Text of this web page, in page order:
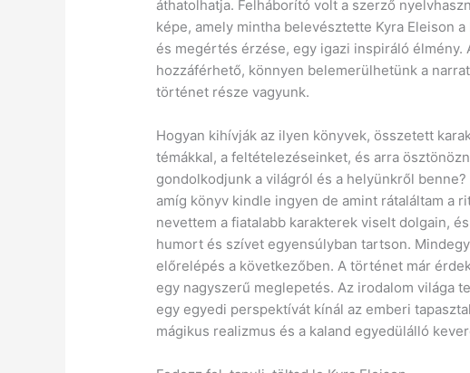
áthatolhatja. Felháborító volt a szerző
képe, amely mintha belevésztette Kyra Eleison
és megértés érzése, egy igazi inspiráló élmény.
hozzáférhető, könnyen belemerülhetünk a
történet része vagyunk.
Hogyan kihívják az ilyen könyvek, összetett
témákkal, a feltételezéseinket, és arra
gondolkodjunk a világról és a helyünkről
amíg könyv kindle ingyen de amint rátaláltam a
nevettem a fiatalabb karakterek viselt dolgain,
humort és szívet egyensúlyban tartson.
előrelépés a következőben. A történet már
egy nagyszerű meglepetés. Az irodalom világa
egy egyedi perspektívát kínál az emberi
mágikus realizmus és a kaland egyedülálló